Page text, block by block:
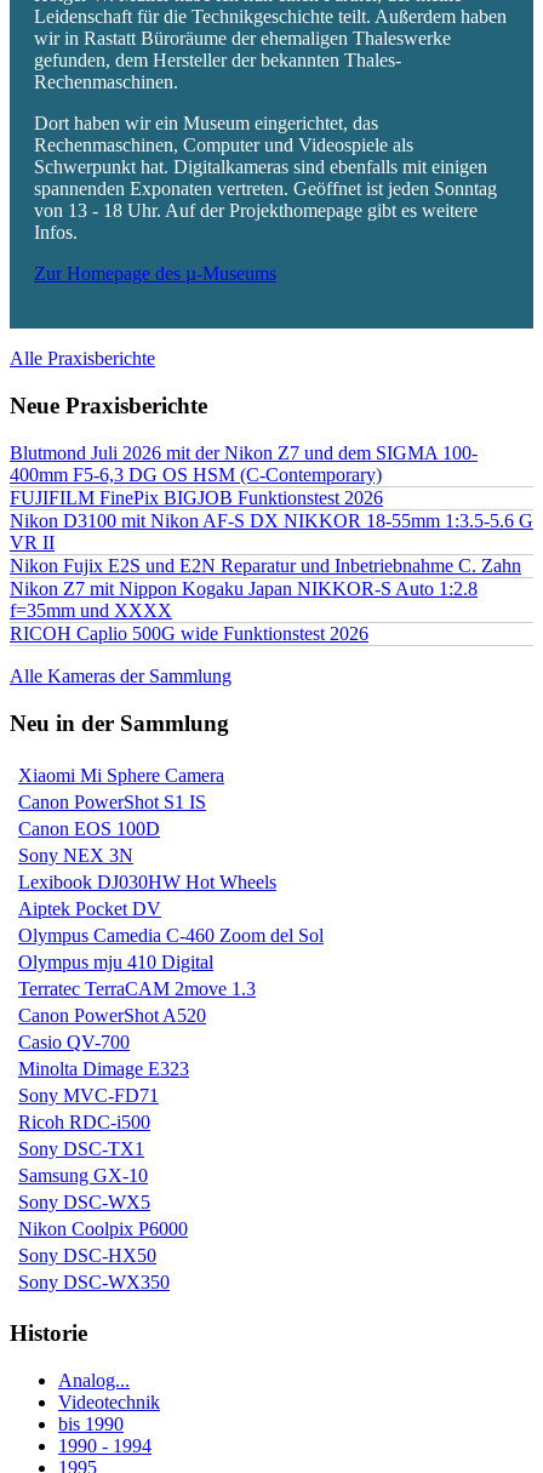
Leidenschaft für die Technikgeschichte teilt. Außerdem haben
wir in Rastatt Büroräume der ehemaligen Thaleswerke
gefunden, dem Hersteller der bekannten Thales-
Rechenmaschinen.
Dort haben wir ein Museum eingerichtet, das
Rechenmaschinen, Computer und Videospiele als
Schwerpunkt hat. Digitalkameras sind ebenfalls mit einigen
spannenden Exponaten vertreten. Geöffnet ist jeden Sonntag
von 13 - 18 Uhr. Auf der Projekthomepage gibt es weitere
Infos.
Zur Homepage des µ-Museums
Alle Praxisberichte
Neue Praxisberichte
Blutmond Juli 2026 mit der Nikon Z7 und dem SIGMA 100-
400mm F5-6,3 DG OS HSM (C-Contemporary)
FUJIFILM FinePix BIGJOB Funktionstest 2026
Nikon D3100 mit Nikon AF-S DX NIKKOR 18-55mm 1:3.5-5.6 G
VR II
Nikon Fujix E2S und E2N Reparatur und Inbetriebnahme C. Zahn
Nikon Z7 mit Nippon Kogaku Japan NIKKOR-S Auto 1:2.8
f=35mm und XXXX
RICOH Caplio 500G wide Funktionstest 2026
Alle Kameras der Sammlung
Neu in der Sammlung
Xiaomi Mi Sphere Camera
Canon PowerShot S1 IS
Canon EOS 100D
Sony NEX 3N
Lexibook DJ030HW Hot Wheels
Aiptek Pocket DV
Olympus Camedia C-460 Zoom del Sol
Olympus mju 410 Digital
Terratec TerraCAM 2move 1.3
Canon PowerShot A520
Casio QV-700
Minolta Dimage E323
Sony MVC-FD71
Ricoh RDC-i500
Sony DSC-TX1
Samsung GX-10
Sony DSC-WX5
Nikon Coolpix P6000
Sony DSC-HX50
Sony DSC-WX350
Historie
Analog...
Videotechnik
bis 1990
1990 - 1994
1995